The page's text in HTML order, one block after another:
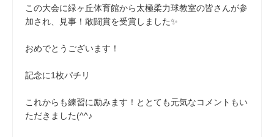
この大会に緑ヶ丘体育館から太極柔力球教室の皆さんが参
加され、見事！敢闘賞を受賞しました✨
おめでとうございます！
記念に1枚パチリ
これからも練習に励みます！ととても元気なコメントもい
ただきました(^^♪